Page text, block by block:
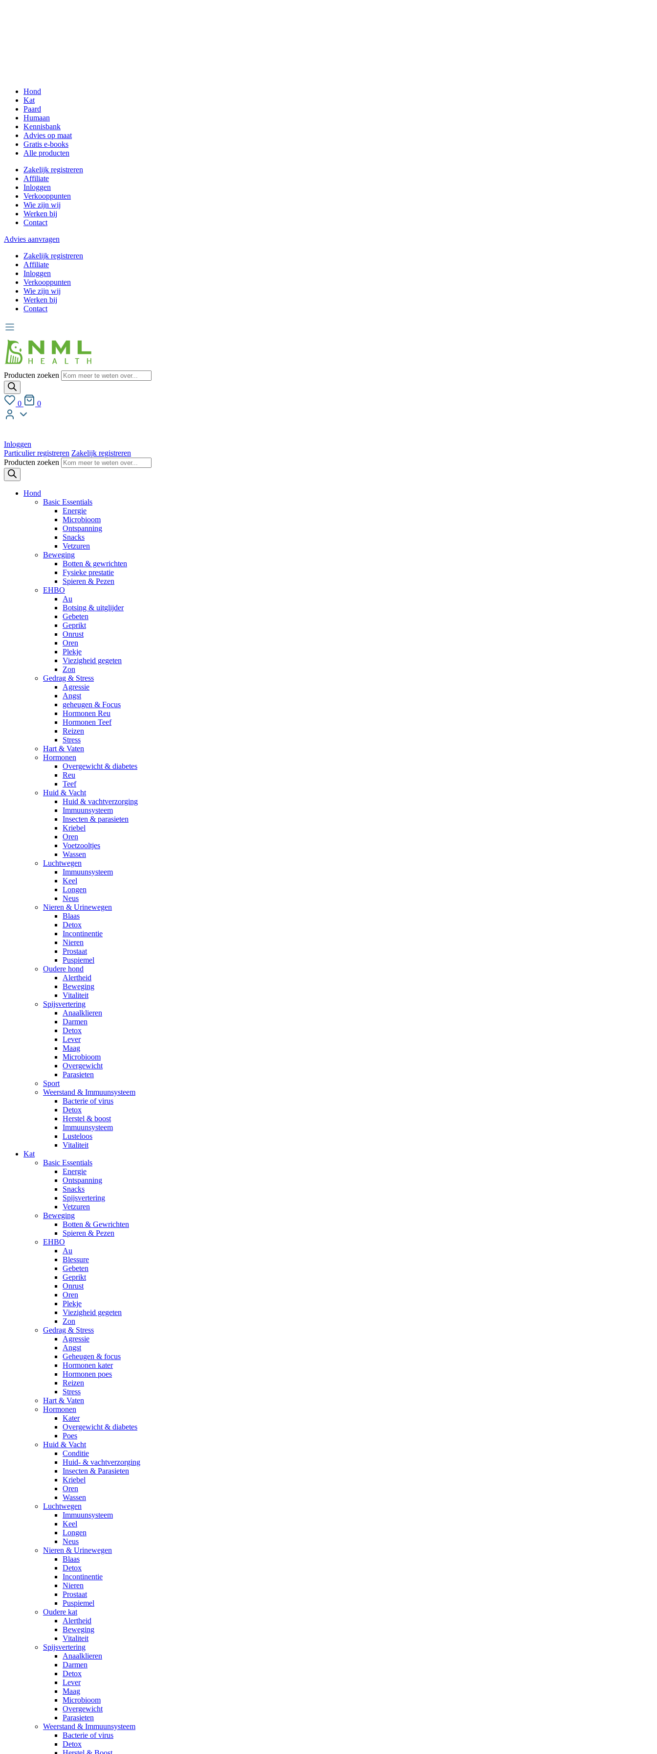
Hond
Kat
Paard
Humaan
Kennisbank
Advies op maat
Gratis e-books
Alle producten
Zakelijk registreren
Affiliate
Inloggen
Verkooppunten
Wie zijn wij
Werken bij
Contact
Advies aanvragen
Zakelijk registreren
Affiliate
Inloggen
Verkooppunten
Wie zijn wij
Werken bij
Contact
Producten zoeken
0 0
Inloggen
Particulier registreren Zakelijk registreren
Producten zoeken
Hond
Basic Essentials
Energie
Microbioom
Ontspanning
Snacks
Vetzuren
Beweging
Botten & gewrichten
Fysieke prestatie
Spieren & Pezen
EHBO
Au
Botsing & uitglijder
Gebeten
Geprikt
Onrust
Oren
Plekje
Viezigheid gegeten
Zon
Gedrag & Stress
Agressie
Angst
geheugen & Focus
Hormonen Reu
Hormonen Teef
Reizen
Stress
Hart & Vaten
Hormonen
Overgewicht & diabetes
Reu
Teef
Huid & Vacht
Huid & vachtverzorging
Immuunsysteem
Insecten & parasieten
Kriebel
Oren
Voetzooltjes
Wassen
Luchtwegen
Immuunsysteem
Keel
Longen
Neus
Nieren & Urinewegen
Blaas
Detox
Incontinentie
Nieren
Prostaat
Puspiemel
Oudere hond
Alertheid
Beweging
Vitaliteit
Spijsvertering
Anaalklieren
Darmen
Detox
Lever
Maag
Microbioom
Overgewicht
Parasieten
Sport
Weerstand & Immuunsysteem
Bacterie of virus
Detox
Herstel & boost
Immuunsysteem
Lusteloos
Vitaliteit
Kat
Basic Essentials
Energie
Ontspanning
Snacks
Spijsvertering
Vetzuren
Beweging
Botten & Gewrichten
Spieren & Pezen
EHBO
Au
Blessure
Gebeten
Geprikt
Onrust
Oren
Plekje
Viezigheid gegeten
Zon
Gedrag & Stress
Agressie
Angst
Geheugen & focus
Hormonen kater
Hormonen poes
Reizen
Stress
Hart & Vaten
Hormonen
Kater
Overgewicht & diabetes
Poes
Huid & Vacht
Conditie
Huid- & vachtverzorging
Insecten & Parasieten
Kriebel
Oren
Wassen
Luchtwegen
Immuunsysteem
Keel
Longen
Neus
Nieren & Urinewegen
Blaas
Detox
Incontinentie
Nieren
Prostaat
Puspiemel
Oudere kat
Alertheid
Beweging
Vitaliteit
Spijsvertering
Anaalklieren
Darmen
Detox
Lever
Maag
Microbioom
Overgewicht
Parasieten
Weerstand & Immuunsysteem
Bacterie of virus
Detox